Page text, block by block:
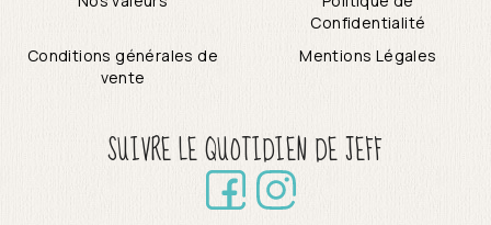
Confidentialité
Conditions générales de
vente
Mentions Légales
SUIVRE LE QUOTIDIEN DE JEFF